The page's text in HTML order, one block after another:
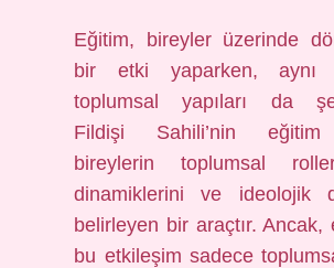
Eğitim, bireyler üzerinde
bir etki yaparken, aynı
toplumsal yapıları da
Fildişi Sahili’nin eğitim
bireylerin toplumsal
dinamiklerini ve ideolojik
belirleyen bir araçtır. Ancak,
bu etkileşim sadece